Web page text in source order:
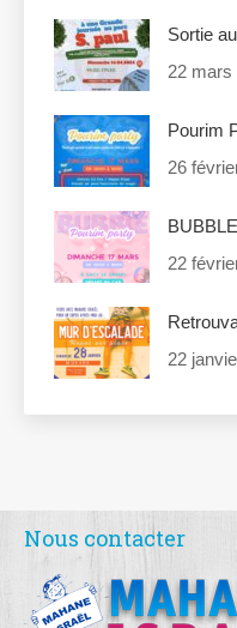
Sortie
22 mars
Pourim
26
22
22
Nous contacter